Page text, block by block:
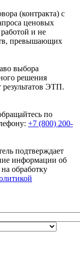
(контракта) с
ценовых
и не
превышающих
выбора
решения
ЭТП.
по
+7 (800) 200-
подтверждает
информации об
обработку